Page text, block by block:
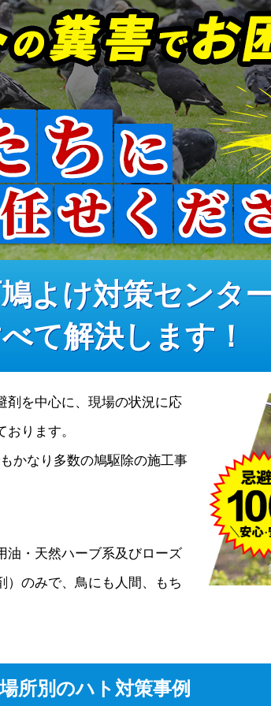
よけ対策センタ
て解決します！
剤を中心に、現場の状況に応
ります。
かなり多数の鳩駆除の施工事
油・天然ハーブ系及びローズ
）のみで、鳥にも人間、もち
所別のハト対策事例